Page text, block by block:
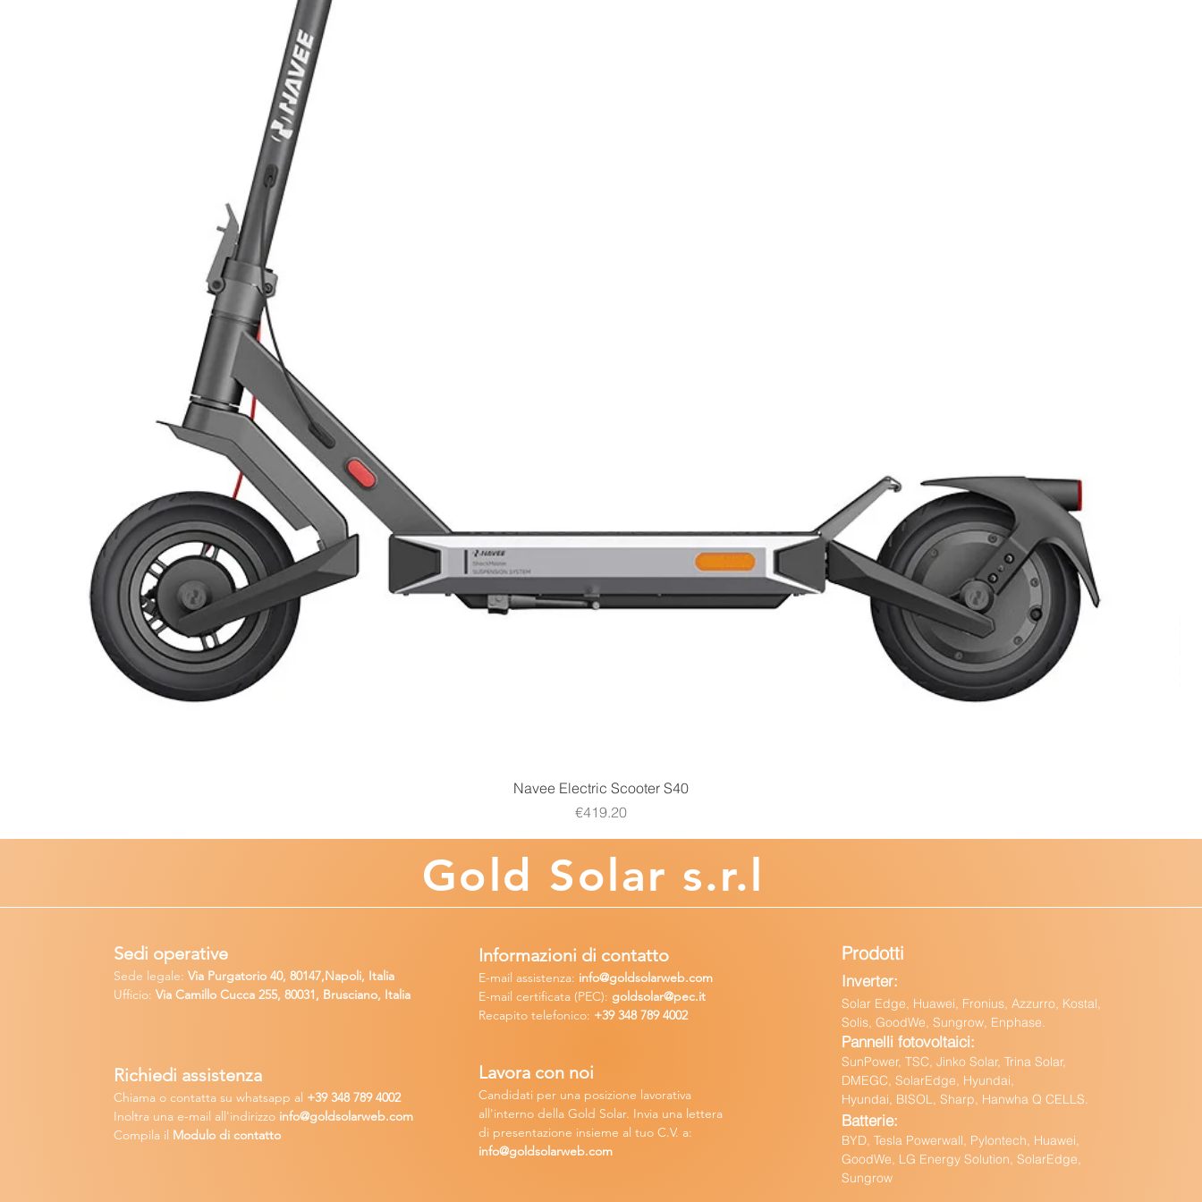
Corrente Nominale (A) 5A
Schema di Collegamento
Regolatore di carica 5A creato per impianti solari fotovoltaici che funzionano a 12V
Quick View
Navee Electric Scooter S40
Price
€419.20
Gold Solar s.r.l
Sedi operative
Sede legale:Via Purgatorio 40, 80147,Napoli, Italia
Ufficio:Via Camillo Cucca 255, 80031, Brusciano, Italia
Richiedi assistenza
Chiama o contatta su whatsapp al +39 348 789 4002
Inoltra una e-mail all'indirizzo info@goldsolarweb.com
Compila il Modulo di contatto
Lavora con noi
Candidati per una posizione lavorativa
all'interno della Gold Solar. Invia una lettera
di presentazione insieme al tuo C.V. a:
info@goldsolarweb.com
Informazioni di contatto
E-mail assistenza: info@goldsolarweb.com
E-mail certificata (PEC): goldsolar@pec.it
Recapito telefonico: +39 348789 4002
Prodotti
Inverter:
Solar Edge, Huawei, Fronius, Azzurro, Kostal,
Solis, GoodWe, Sungrow, Enphase.
Pannelli fotovoltaici:
SunPower, TSC, Jinko Solar, Trina Solar,
DMEGC, SolarEdge, Hyundai,
Hyundai, BISOL, Sharp, Hanwha Q CELLS.
Batterie:
BYD, Tesla Powerwall, Pylontech, Huawei,
GoodWe, LG Energy Solution, SolarEdge,
Sungrow